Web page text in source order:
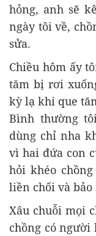
hỏng, anh sẽ
ngày tôi về,
sửa.
Chiều hôm ấy
tăm bị rơi
kỳ lạ khi que
Bình thường
dùng chỉ nha
vì hai đứa con
hỏi khéo
liền chối và bảo
Xâu chuỗi mọi
chồng có người